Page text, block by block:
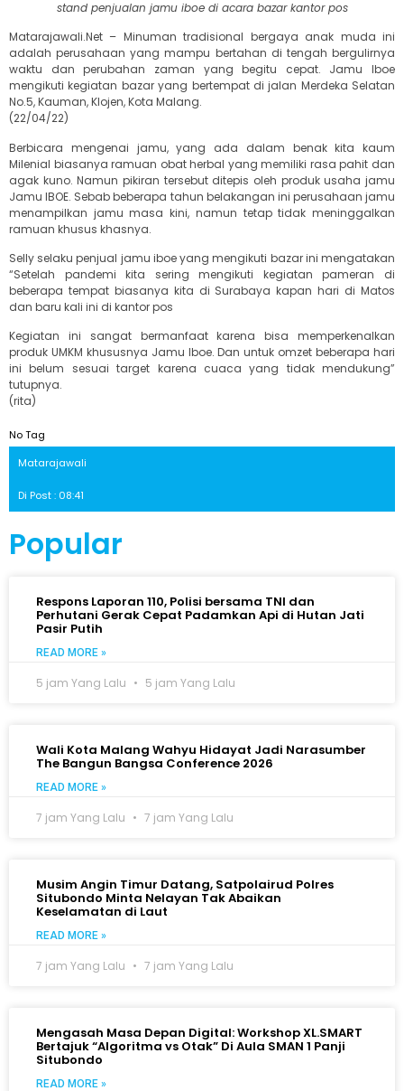
stand penjualan jamu iboe di acara bazar kantor pos
Matarajawali.Net – Minuman tradisional bergaya anak muda ini
adalah perusahaan yang mampu bertahan di tengah bergulirnya
waktu dan perubahan zaman yang begitu cepat. Jamu Iboe
mengikuti kegiatan bazar yang bertempat di jalan Merdeka Selatan
No.5, Kauman, Klojen, Kota Malang.
(22/04/22)
Berbicara mengenai jamu, yang ada dalam benak kita kaum
Milenial biasanya ramuan obat herbal yang memiliki rasa pahit dan
agak kuno. Namun pikiran tersebut ditepis oleh produk usaha jamu
Jamu IBOE. Sebab beberapa tahun belakangan ini perusahaan jamu
menampilkan jamu masa kini, namun tetap tidak meninggalkan
ramuan khusus khasnya.
Selly selaku penjual jamu iboe yang mengikuti bazar ini mengatakan
“Setelah pandemi kita sering mengikuti kegiatan pameran di
beberapa tempat biasanya kita di Surabaya kapan hari di Matos
dan baru kali ini di kantor pos
Kegiatan ini sangat bermanfaat karena bisa memperkenalkan
produk UMKM khususnya Jamu Iboe. Dan untuk omzet beberapa hari
ini belum sesuai target karena cuaca yang tidak mendukung”
tutupnya.
(rita)
No Tag
Matarajawali
Di Post : 08:41
Popular
Respons Laporan 110, Polisi bersama TNI dan
Perhutani Gerak Cepat Padamkan Api di Hutan Jati
Pasir Putih
READ MORE »
5 jam Yang Lalu 5 jam Yang Lalu
Wali Kota Malang Wahyu Hidayat Jadi Narasumber
The Bangun Bangsa Conference 2026
READ MORE »
7 jam Yang Lalu 7 jam Yang Lalu
Musim Angin Timur Datang, Satpolairud Polres
Situbondo Minta Nelayan Tak Abaikan
Keselamatan di Laut
READ MORE »
7 jam Yang Lalu 7 jam Yang Lalu
Mengasah Masa Depan Digital: Workshop XL.SMART
Bertajuk “Algoritma vs Otak” Di Aula SMAN 1 Panji
Situbondo
READ MORE »